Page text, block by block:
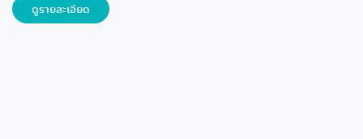
ดูรายละเอียด